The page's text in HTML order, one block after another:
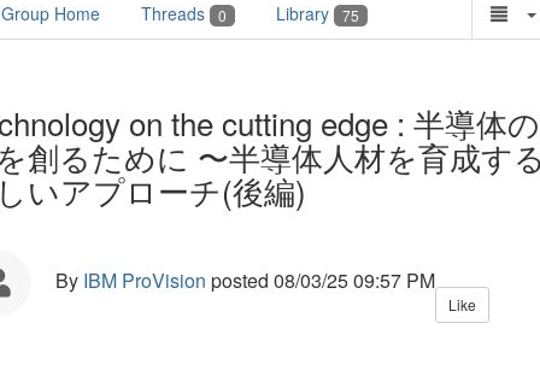
Group Home Threads 0 Library 75
on the cutting edge : 半導体
創るために 〜半導体人材を育成す
いアプローチ(後編)
By IBM ProVision posted 08/03/25 09:57 PM
Like